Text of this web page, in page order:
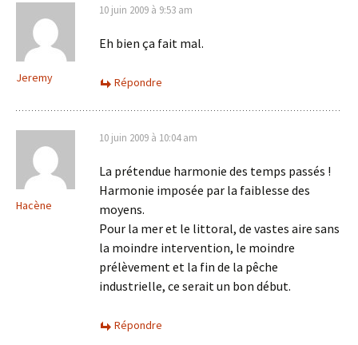
Jeremy
10 juin 2009 à 9:53 am
Eh bien ça fait mal.
Répondre
Hacène
10 juin 2009 à 10:04 am
La prétendue harmonie des temps passés !
Harmonie imposée par la faiblesse des
moyens.
Pour la mer et le littoral, de vastes aire sans
la moindre intervention, le moindre
prélèvement et la fin de la pêche
industrielle, ce serait un bon début.
Répondre